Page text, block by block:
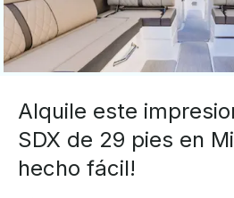
Alquile este
SDX de 29 pies en
hecho fácil!